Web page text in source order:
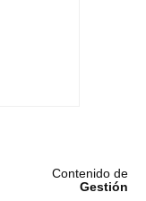
Contenido de
Gestión